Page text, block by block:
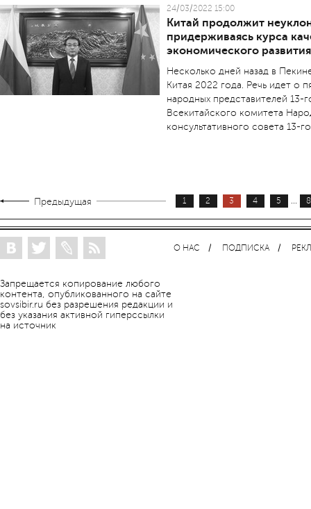
24/03/2022 15:00
Китай продолжит
придерживаясь курса
экономического развития
Несколько дней назад в
Китая 2022 года. Речь идет о
народных представителей 13-
Всекитайского комитета
консультативного совета 13-
Предыдущая 1 2 3 4 5 ... 8
Запрещается копирование любого
контента, опубликованного на сайте
sovsibir.ru без разрешения редакции и
без указания активной гиперссылки
на источник
О НАС ПОДПИСКА